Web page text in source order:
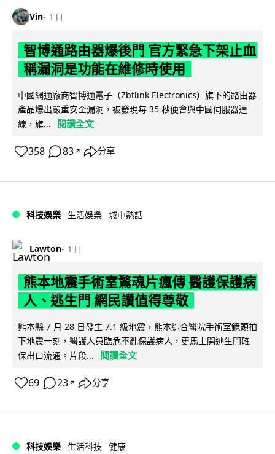
Vin 1 日
智博通路由器爆後門 官方緊急下架止血
稱漏洞是功能在維修時使用
中國網通廠商智博通電子（Zbtlink Electronics）旗下的路由器
產品爆出嚴重安全漏洞，被發現每 35 秒便會與中國伺服器連
線，旗...
閱讀全文
358 83 ↗ 分享
科技娛樂 生活娛樂 城中熱話
Lawton 1 日
熊本地震手術室驚魂片瘋傳 醫護保護病
人、逃生門 網民讚值得尊敬
熊本縣 7 月 28 日發生 7.1 級地震，熊本綜合醫院手術室鏡頭拍
下地震一刻，醫護人員臨危不亂保護病人，更馬上開逃生門確
保出口流通。片段...
閱讀全文
69 23 ↗ 分享
科技娛樂 生活科技 健康